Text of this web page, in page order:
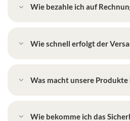
Wie bezahle ich auf
Wie schnell erfolgt der
Was macht unsere Produkte
Wie bekomme ich das